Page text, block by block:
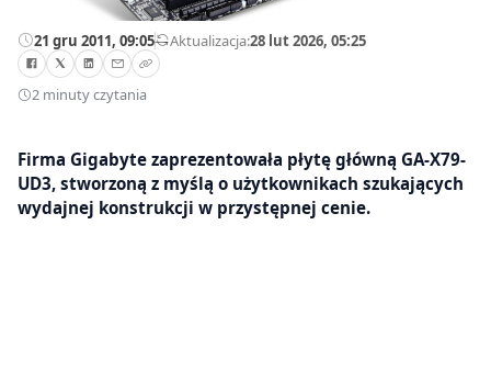
21 gru 2011, 09:05—Aktualizacja:28 lut 2026, 05:25
2 minuty czytania
Firma Gigabyte zaprezentowała płytę główną GA-X79-
UD3, stworzoną z myślą o użytkownikach szukających
wydajnej konstrukcji w przystępnej cenie.